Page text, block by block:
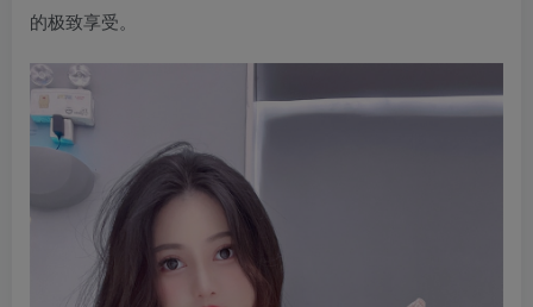
的极致享受。